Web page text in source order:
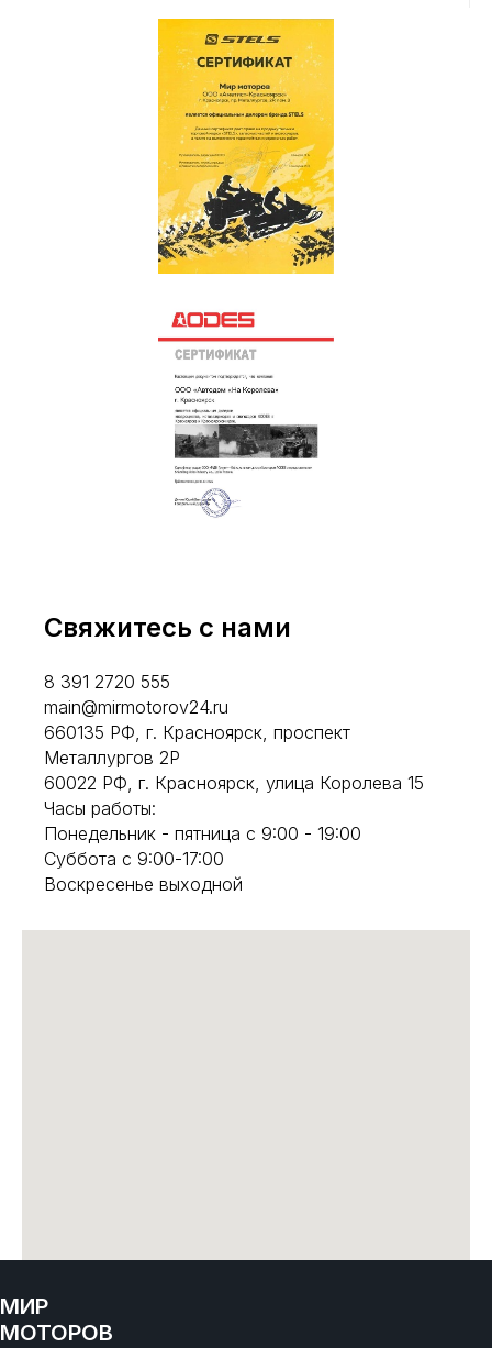
Свяжитесь с нами
8 391 2720 555
main@mirmotorov24.ru
660135 РФ, г. Красноярск, проспект
Металлургов 2Р
60022 РФ, г. Красноярск, улица Королева 15
Часы работы:
Понедельник - пятница с 9:00 - 19:00
Суббота с 9:00-17:00
Воскресенье выходной
МИР
МОТОРОВ